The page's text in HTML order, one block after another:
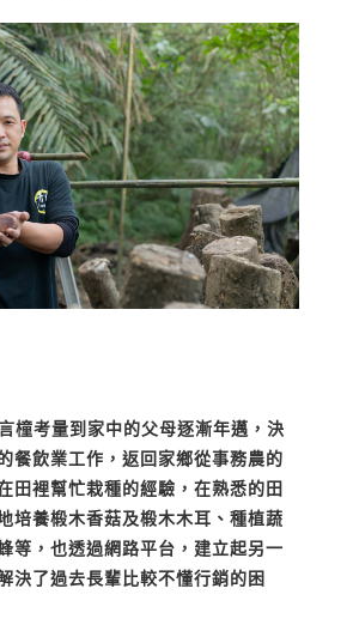
橦考量到家中的父母逐漸年邁，決
餐飲業工作，返回家鄉從事務農的
田裡幫忙栽種的經驗，在熟悉的田
培養椴木香菇及椴木木耳、種植蔬
等，也透過網路平台，建立起另一
決了過去長輩比較不懂行銷的困